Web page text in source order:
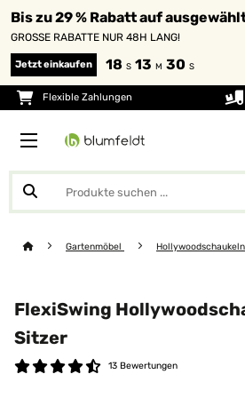
Bis zu 29 % Rabatt auf
GROSSE RABATTE NUR 48H LANG!
Jetzt einkaufen 18 S 13 M 29 S
Flexible Zahlungen
Gartenmöbel Hollywoodschaukeln
FlexiSwing
Sitzer
13 Bewertungen